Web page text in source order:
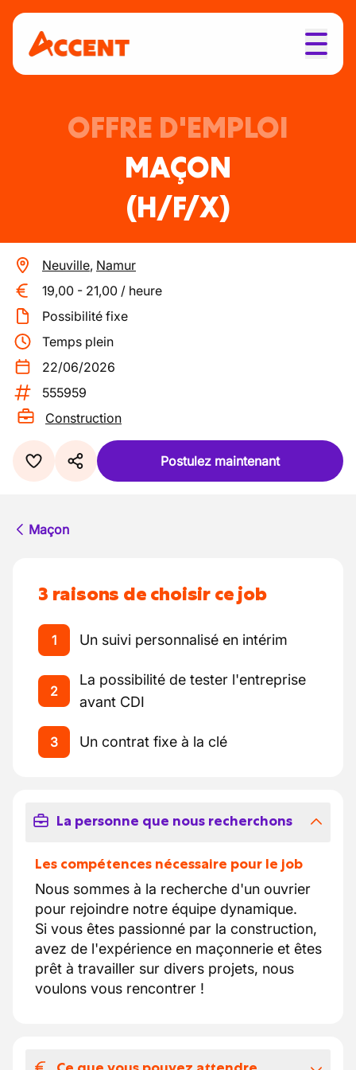
OFFRE D'EMPLOI
MAÇON
(H/F/X)
Neuville, Namur
19,00 - 21,00 / heure
Possibilité fixe
Temps plein
22/06/2026
555959
Construction
Postulez maintenant
Maçon
3 raisons de choisir ce job
1 Un suivi personnalisé en intérim
2
La possibilité de tester l'entreprise
avant CDI
3 Un contrat fixe à la clé
La personne que nous recherchons
Les compétences nécessaire pour le job
Nous sommes à la recherche d'un ouvrier
pour rejoindre notre équipe dynamique.
Si vous êtes passionné par la construction,
avez de l'expérience en maçonnerie et êtes
prêt à travailler sur divers projets, nous
voulons vous rencontrer !